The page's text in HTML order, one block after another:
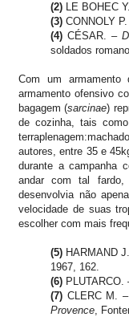
(2) LE BOHEC
(3) CONNOLY
(4) CÉSAR. –
soldados
Com um
armamento ofensivo
bagagem (sarcinae)
de cozinha, tais
autores, entre 35 e
durante a campanha
andar com tal fardo,
desenvolvia não
velocidade de suas
escolher com mais
(5) HARMAND
1967, 162.
(6)
(7) CLERC M.
Provence,